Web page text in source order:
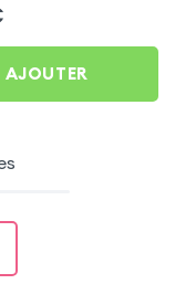
AJOUTER